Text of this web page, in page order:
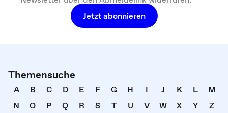
Jetzt abonnieren
Themensuche
A B C D E F G H I J K L
M
N
O P Q R S T U V W X Y
Z